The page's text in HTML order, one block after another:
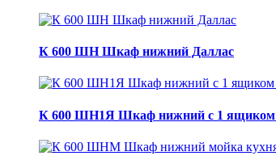
К 600 ШН Шкаф нижний Даллас
К 600 ШН1Я Шкаф нижний с 1 ящиком